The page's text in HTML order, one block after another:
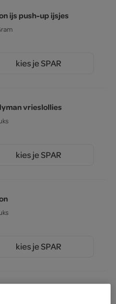
ijs push-up ijsjes
kies je SPAR
vrieslollies
kies je SPAR
kies je SPAR